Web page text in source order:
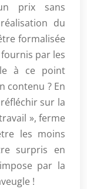
prix sans
du
formalisée
par les
à ce point
contenu ? En
sur la
», ferme
les moins
surpris en
par la
!